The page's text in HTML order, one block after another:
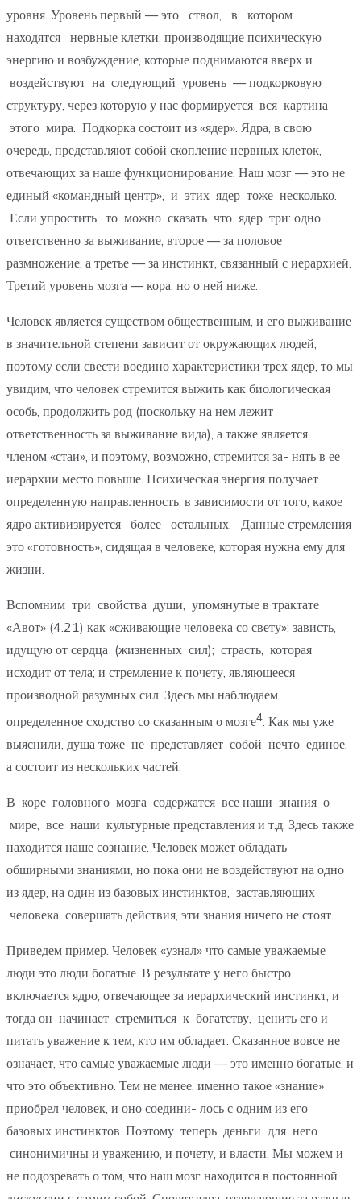
уровня. Уровень первый — это ствол, в котором
находятся нервные клетки, производящие психическую
энергию и возбуждение, которые поднимаются вверх и
воздействуют на следующий уровень — подкорковую
структуру, через которую у нас формируется вся картина
этого мира. Подкорка состоит из «ядер». Ядра, в свою
очередь, представляют собой скопление нервных клеток,
отвечающих за наше функционирование. Наш мозг — это не
единый «командный центр», и этих ядер тоже несколько.
Если упростить, то можно сказать что ядер три: одно
ответственно за выживание, второе — за половое
размножение, а третье — за инстинкт, связанный с иерархией.
Третий уровень мозга — кора, но о ней ниже.
Человек является существом общественным, и его выживание
в значительной степени зависит от окружающих людей,
поэтому если свести воедино характеристики трех ядер, то мы
увидим, что человек стремится выжить как биологическая
особь, продолжить род (поскольку на нем лежит
ответственность за выживание вида), а также является
членом «стаи», и поэтому, возможно, стремится за- нять в ее
иерархии место повыше. Психическая энергия получает
определенную направленность, в зависимости от того, какое
ядро активизируется более остальных. Данные стремления
это «готовность», сидящая в человеке, которая нужна ему для
жизни.
Вспомним три свойства души, упомянутые в трактате
«Авот» (4.21) как «сживающие человека со свету»: зависть,
идущую от сердца (жизненных сил); страсть, которая
исходит от тела; и стремление к почету, являющееся
производной разумных сил. Здесь мы наблюдаем
определенное сходство со сказанным о мозге4. Как мы уже
выяснили, душа тоже не представляет собой нечто единое,
а состоит из нескольких частей.
В коре головного мозга содержатся все наши знания о
мире, все наши культурные представления и т.д. Здесь также
находится наше сознание. Человек может обладать
обширными знаниями, но пока они не воздействуют на одно
из ядер, на один из базовых инстинктов, заставляющих
человека совершать действия, эти знания ничего не стоят.
Приведем пример. Человек «узнал» что самые уважаемые
люди это люди богатые. В результате у него быстро
включается ядро, отвечающее за иерархический инстинкт, и
тогда он начинает стремиться к богатству, ценить его и
питать уважение к тем, кто им обладает. Сказанное вовсе не
означает, что самые уважаемые люди — это именно богатые, и
что это объективно. Тем не менее, именно такое «знание»
приобрел человек, и оно соедини- лось с одним из его
базовых инстинктов. Поэтому теперь деньги для него
синонимичны и уважению, и почету, и власти. Мы можем и
не подозревать о том, что наш мозг находится в постоянной